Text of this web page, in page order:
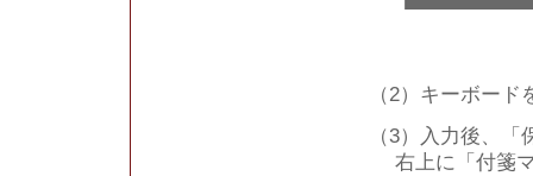
（2）キーボー
（3）入力後、
右上に「付箋